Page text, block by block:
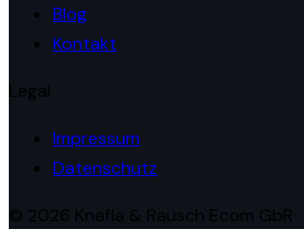
Blog
Kontakt
Legal
Impressum
Datenschutz
© 2026 Knafla & Rausch Ecom GbR